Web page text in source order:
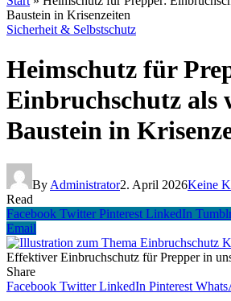
Baustein in Krisenzeiten
Sicherheit & Selbstschutz
Heimschutz für
Einbruchschutz als
Baustein in
By Administrator2. April 2026Keine
Read
Facebook Twitter Pinterest LinkedIn
Email
Effektiver Einbruchschutz für Prepper in
Share
Facebook Twitter LinkedIn Pinterest